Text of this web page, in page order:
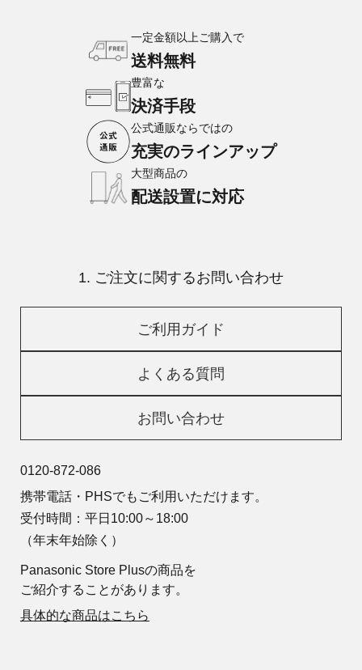
一定金額以上ご購入で
送料無料
豊富な
決済手段
公式通販ならではの
充実のラインアップ
大型商品の
配送設置に対応
1. ご注文に関するお問い合わせ
ご利用ガイド
よくある質問
お問い合わせ
0120-872-086
携帯電話・PHSでもご利用いただけます。
受付時間：平日10:00～18:00
（年末年始除く）
Panasonic Store Plusの商品を
ご紹介することがあります。
具体的な商品はこちら